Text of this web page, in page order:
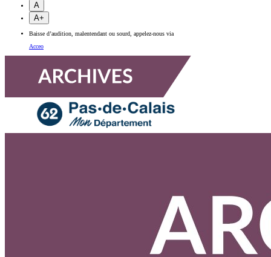
A
A+
Baisse d’audition, malentendant ou sourd, appelez-nous via
Acceo